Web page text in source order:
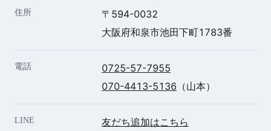
住所
〒594-0032
大阪府和泉市池田下町1783番
電話
0725-57-7955
070-4413-5136 （山本）
LINE 友だち追加はこちら